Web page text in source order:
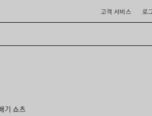
고객 서비스 로
기 쇼츠